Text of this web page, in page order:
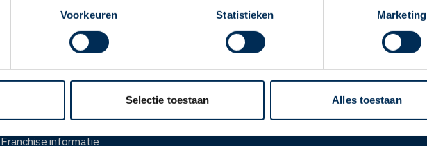
Voorkeuren Statistieken Marketing
Selectie toestaan Alles toestaan
Over ons
Over Mosadex
Franchise informatie
Werken bij
Werken bij het hoofdkantoor
Vacatures